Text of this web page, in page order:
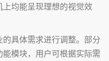
均能呈现理想的视觉效
具体需求进行调整。部分
模块，用户可根据实际需